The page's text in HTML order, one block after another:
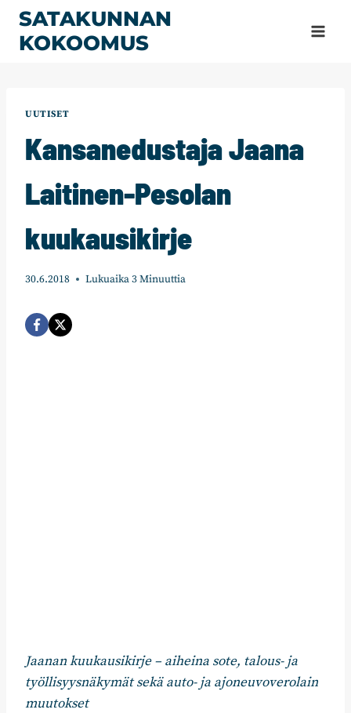
Siirry
sisältöön
SATAKUNNAN
KOKOOMUS
UUTISET
Kansanedustaja Jaana
Laitinen-Pesolan
kuukausikirje
30.6.2018 Lukuaika3Minuuttia
Jaanan kuukausikirje – aiheina sote, talous- ja
työllisyysnäkymät sekä auto- ja ajoneuvoverolain
muutokset